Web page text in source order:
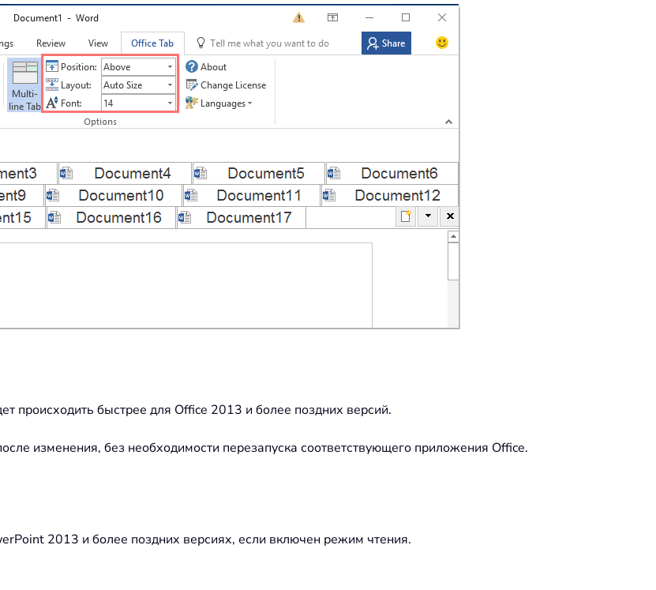
происходить быстрее для Office 2013 и более поздних версий.
изменения, без необходимости перезапуска соответствующего приложения Office.
2013 и более поздних версиях, если включен режим чтения.